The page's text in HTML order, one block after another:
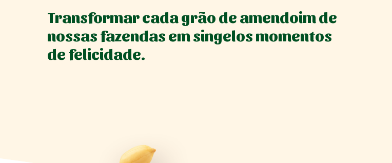
Transformar cada grão de amendoim de
nossas fazendas em singelos momentos
de felicidade.